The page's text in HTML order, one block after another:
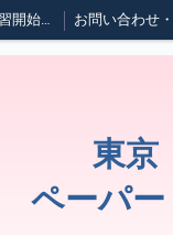
ご予約から教習開始までの流れ
運転中に大地震が起きたら 応急救
東京
ペーパ